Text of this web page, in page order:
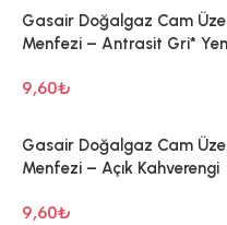
Gasair Doğalgaz Cam
Menfezi – Antrasit Gri*
9,60₺
Gasair Doğalgaz Cam
Menfezi – Açık Kahverengi
9,60₺